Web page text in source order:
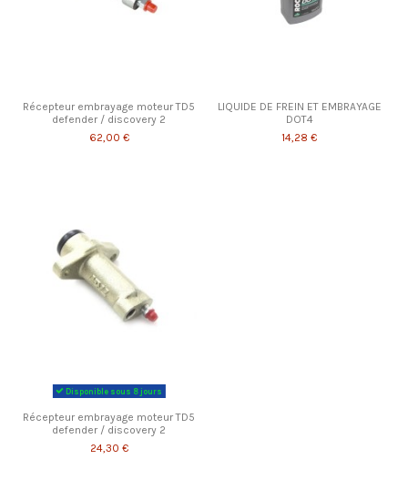
Récepteur embrayage moteur TD5
defender / discovery 2
62,00 €
LIQUIDE DE FREIN ET EMBRAYAGE
DOT4
14,28 €
Disponible sous 8 jours
Récepteur embrayage moteur TD5
defender / discovery 2
24,30 €